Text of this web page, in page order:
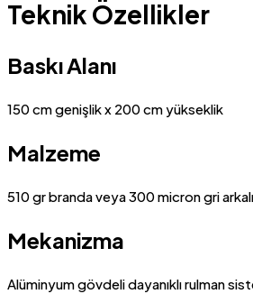
Teknik Özellikler
Baskı Alanı
150 cm genişlik x 200 cm yükseklik
Malzeme
510 gr branda veya 300 micron gri
Mekanizma
Alüminyum gövdeli dayanıklı rulman